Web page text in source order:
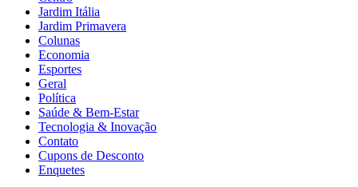
Jardim Itália
Jardim Primavera
Colunas
Economia
Esportes
Geral
Política
Saúde & Bem-Estar
Tecnologia & Inovação
Contato
Cupons de Desconto
Enquetes